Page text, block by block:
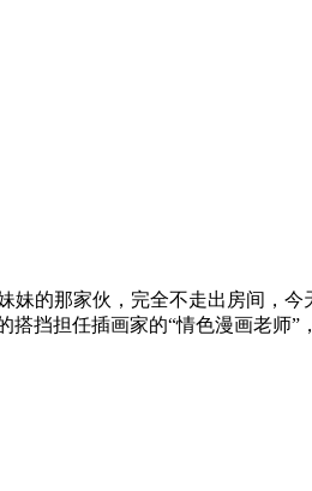
的那家伙，完全不走出房间，
挡担任插画家的“情色漫画老师”